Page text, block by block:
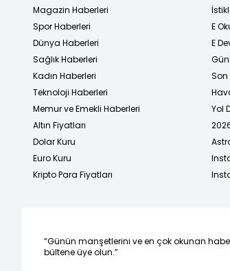
Magazin Haberleri
Spor Haberleri
Dünya Haberleri
Sağlık Haberleri
Kadın Haberleri
Teknoloji Haberleri
Memur ve Emekli Haberleri
Altın Fiyatları
Dolar Kuru
Euro Kuru
Kripto Para Fiyatları
E
E
Son
Yol
“Günün manşetlerini ve en çok okunan
bültene üye olun.”